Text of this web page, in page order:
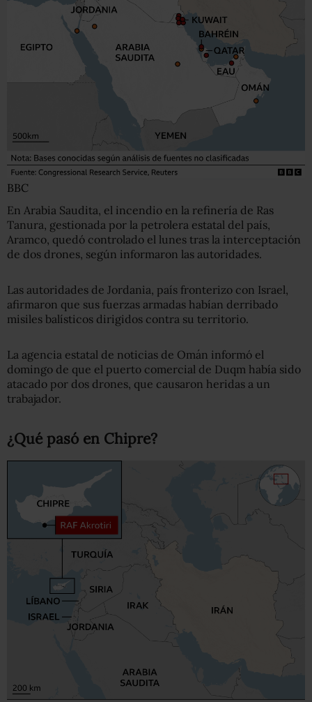
BBC
En Arabia Saudita, el incendio en la refinería de Ras
Tanura, gestionada por la petrolera estatal del país,
Aramco, quedó controlado el lunes tras la interceptación
de dos drones, según informaron las autoridades.
Las autoridades de Jordania, país fronterizo con Israel,
afirmaron que sus fuerzas armadas habían derribado
misiles balísticos dirigidos contra su territorio.
La agencia estatal de noticias de Omán informó el
domingo de que el puerto comercial de Duqm había sido
atacado por dos drones, que causaron heridas a un
trabajador.
¿Qué pasó en Chipre?